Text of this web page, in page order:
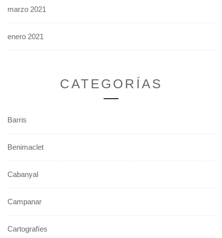
marzo 2021
enero 2021
CATEGORÍAS
Barris
Benimaclet
Cabanyal
Campanar
Cartografíes